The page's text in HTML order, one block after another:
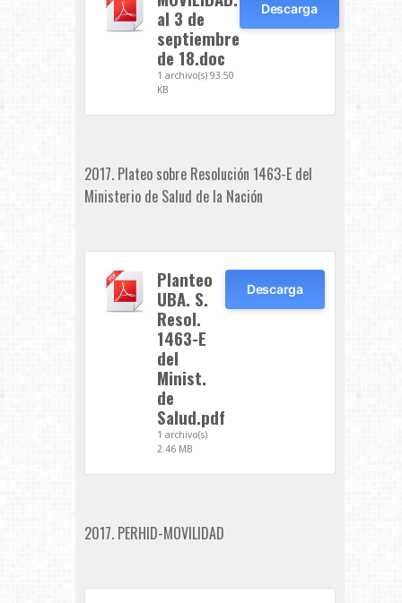
al 3 de
septiembre
de 18.doc
1 archivo(s) 93.50
KB
Descarga
2017. Plateo sobre Resolución 1463-E del
Ministerio de Salud de la Nación
Planteo
UBA. S.
Resol.
1463-E
del
Minist.
de
Salud.pdf
1 archivo(s)
2.46 MB
Descarga
2017. PERHID-MOVILIDAD